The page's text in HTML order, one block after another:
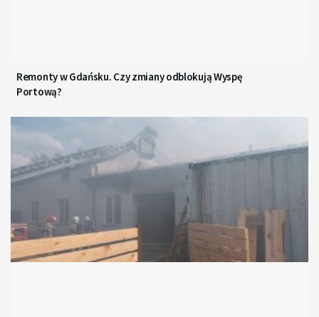
Remonty w Gdańsku. Czy zmiany odblokują Wyspę
Portową?